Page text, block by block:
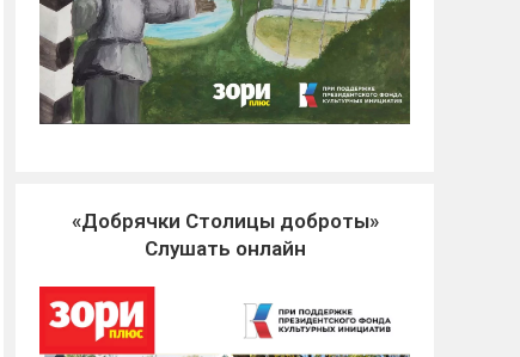
«Добрячки Столицы доброты»
Слушать онлайн